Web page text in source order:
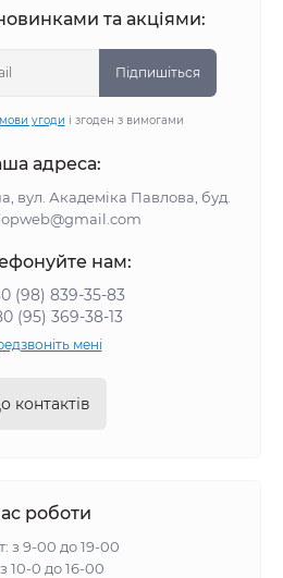
та акціями:
Підпишіться
угоди і згоден з вимогами
адреса:
вул. Академіка Павлова, буд.
нам:
(98) 839-35-83
(95) 369-38-13
мені
контактів
роботи
з 9-00 до 19-00
10-0 до 16-00